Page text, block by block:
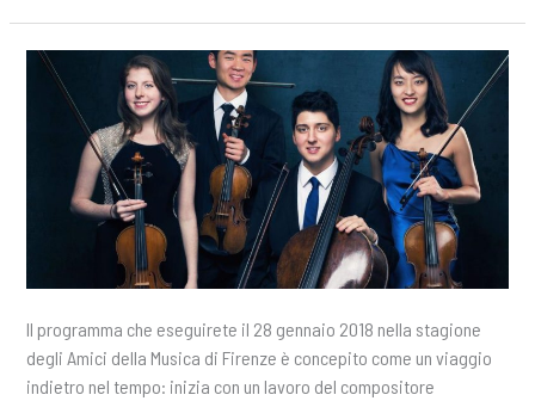
Borrani
Il programma che eseguirete il 28 gennaio 2018 nella stagione
degli Amici della Musica di Firenze è concepito come un viaggio
indietro nel tempo: inizia con un lavoro del compositore